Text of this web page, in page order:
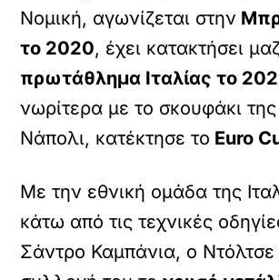
Νομική, αγωνίζεται στην
το 2020, έχει κατακτήσει
πρωτάθλημα Ιταλίας το
νωρίτερα με το σκουφάκι της
Νάπολι, κατέκτησε το Euro
Mε την εθνική ομάδα της
κάτω από τις τεχνικές
Σάντρο Καμπάνια, ο Ντόλτσε